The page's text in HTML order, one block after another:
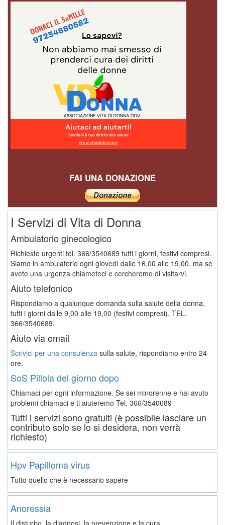
FAI UNA DONAZIONE
I Servizi di Vita di Donna
Ambulatorio ginecologico
Richieste urgenti tel. 366/3540689 tutti i giorni, festivi compresi.
Siamo in ambulatorio ogni giovedì dalle 16,00 alle 19,00, ma se
avete una urgenza chiameteci e cercheremo di visitarvi.
Aiuto telefonico
Rispondiamo a qualunque domanda sulla salute della donna,
tutti i giorni dalle 9,00 alle 19,00 (festivi compresi). TEL.
366/3540689.
Aiuto via email
Scrivici per una consulenza sulla salute, rispondiamo entro 24
ore.
SoS Pillola del giorno dopo
Chiamaci per ogni informazione. Se sei minorenne e hai avuto
problemi chiamaci e ti aiuteremo Tel. 366/3540689
Tutti i servizi sono gratuiti (è possibile lasciare un
contributo solo se lo si desidera, non verrà
richiesto)
Hpv Papilloma virus
Tutto quello che è necessario sapere
Anoressia
Il disturbo, la diagnosi, la prevenzione e la cura